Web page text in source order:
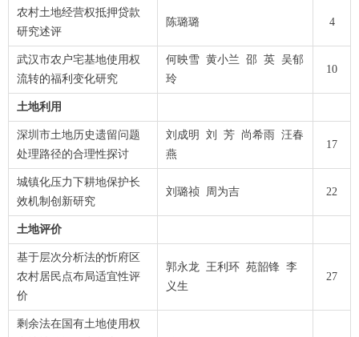
农村土地经营权抵押贷款
研究述评
陈璐璐 4
武汉市农户宅基地使用权
流转的福利变化研究
何映雪 黄小兰 邵 英 吴郁
玲
10
土地利用
深圳市土地历史遗留问题
处理路径的合理性探讨
刘成明 刘 芳 尚希雨 汪春
燕
17
城镇化压力下耕地保护长
效机制创新研究
刘璐祯 周为吉 22
土地评价
基于层次分析法的忻府区
农村居民点布局适宜性评
价
郭永龙 王利环 苑韶锋 李
义生
27
剩余法在国有土地使用权